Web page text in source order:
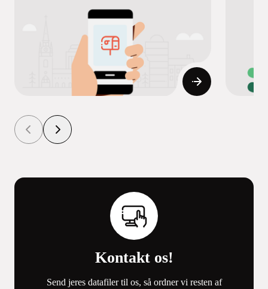
Kontakt os!
Send jeres datafiler til os, så ordner vi resten af